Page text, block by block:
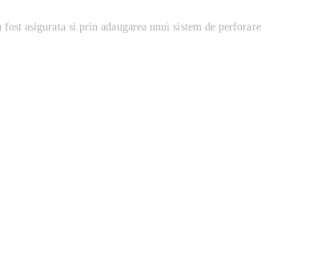
asigurata si prin adaugarea unui sistem de perforare